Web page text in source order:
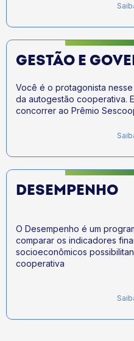
GESTÃO E
Você é o protagonista
da autogestão cooperativa.
concorrer ao Prêmio
DESEMPENHO
O Desempenho é um
comparar os indicadores
socioeconômicos
cooperativa